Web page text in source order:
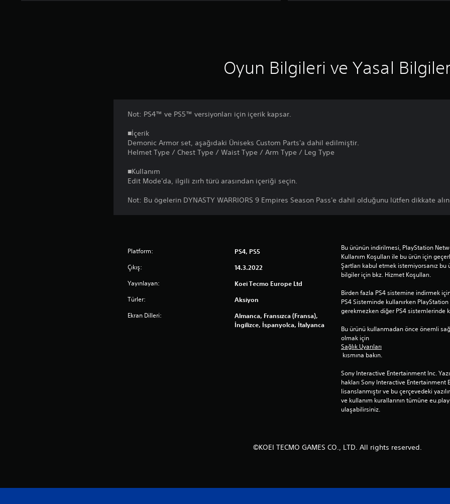
Oyun Bilgileri ve Yasal
Not: PS4™ ve PS5™ versiyonları için içerik kapsar.
■İçerik
Demonic Armor set, aşağıdaki Üniseks Custom Parts'a dahil edilmiştir.
Helmet Type / Chest Type / Waist Type / Arm Type / Leg Type
■Kullanım
Edit Mode'da, ilgili zırh türü arasından içeriği seçin.
Not: Bu ögelerin DYNASTY WARRIORS 9 Empires Season Pass'e dahil olduğunu lütfen dikkate
Platform: PS4, PS5
Çıkış: 14.3.2022
Yayınlayan: Koei Tecmo Europe Ltd
Türler: Aksiyon
Ekran Dilleri:
Almanca, Fransızca (Fransa),
İngilizce, İspanyolca, İtalyanca
Bu ürünün indirilmesi, PlayStation
Kullanım Koşulları ile bu ürün için
Şartları kabul etmek istemiyorsanız
bilgiler için bkz. Hizmet Koşulları.
Birden fazla PS4 sistemine indirmek
PS4 Sisteminde kullanırken
gerekmezken diğer PS4 sistemlerinde
Bu ürünü kullanmadan önce önemli
olmak için
Sağlık Uyarıları
kısmına bakın.
Sony Interactive Entertainment Inc.
hakları Sony Interactive Entertainment
lisanslanmıştır ve bu çerçevedeki
ve kullanım kurallarının tümüne
ulaşabilirsiniz.
©KOEI TECMO GAMES CO., LTD. All rights reserved.